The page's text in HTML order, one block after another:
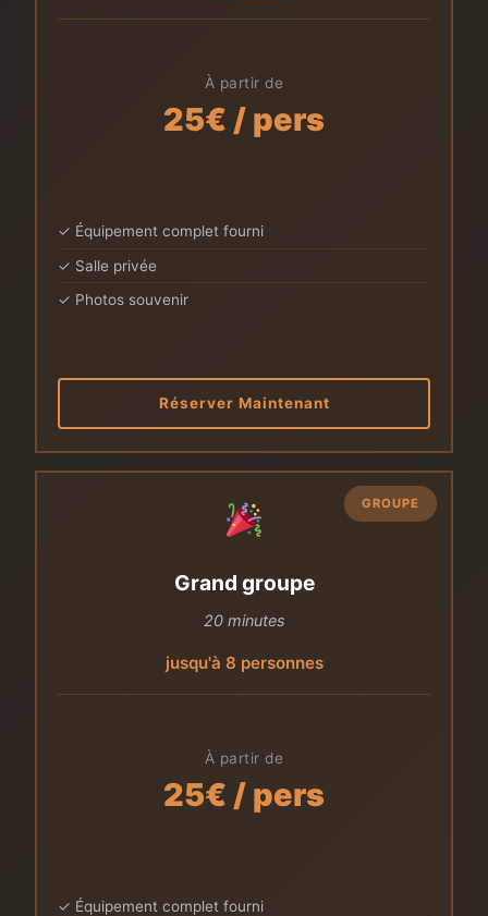
À partir de
25€ / pers
✓ Équipement complet fourni
✓ Salle privée
✓ Photos souvenir
Réserver Maintenant
GROUPE
Grand groupe
20 minutes
jusqu'à 8 personnes
À partir de
25€ / pers
✓ Équipement complet fourni